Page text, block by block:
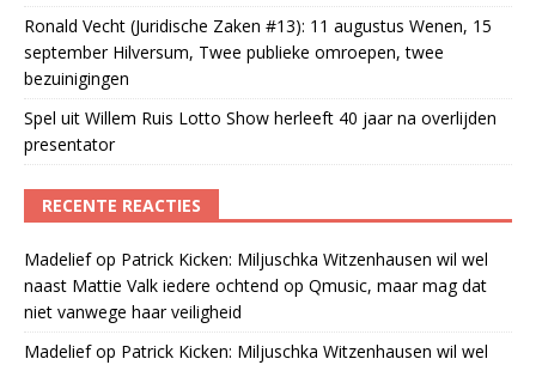
Ronald Vecht (Juridische Zaken #13): 11 augustus Wenen, 15
september Hilversum, Twee publieke omroepen, twee
bezuinigingen
Spel uit Willem Ruis Lotto Show herleeft 40 jaar na overlijden
presentator
RECENTE REACTIES
Madeliefop Patrick Kicken: Miljuschka Witzenhausen wil wel
naast Mattie Valk iedere ochtend op Qmusic, maar mag dat
niet vanwege haar veiligheid
Madeliefop Patrick Kicken: Miljuschka Witzenhausen wil wel